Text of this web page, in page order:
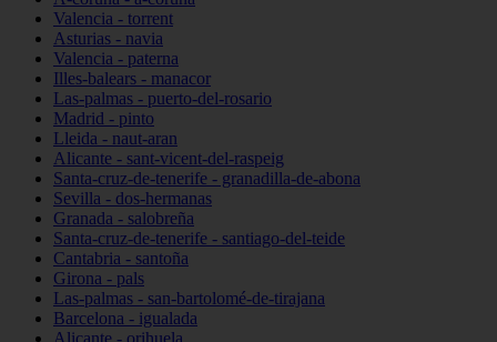
Valencia - torrent
Asturias - navia
Valencia - paterna
Illes-balears - manacor
Las-palmas - puerto-del-rosario
Madrid - pinto
Lleida - naut-aran
Alicante - sant-vicent-del-raspeig
Santa-cruz-de-tenerife - granadilla-de-abona
Sevilla - dos-hermanas
Granada - salobreña
Santa-cruz-de-tenerife - santiago-del-teide
Cantabria - santoña
Girona - pals
Las-palmas - san-bartolomé-de-tirajana
Barcelona - igualada
Alicante - orihuela